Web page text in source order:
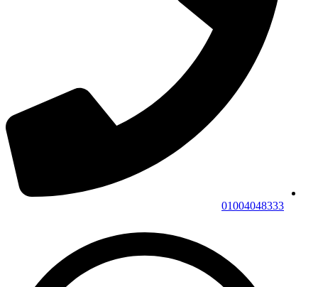
01004048333